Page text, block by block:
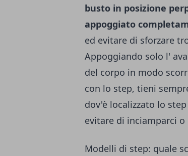
busto in posizione
appoggiato
ed evitare di sforzare
Appoggiando solo l'
del corpo in modo
con lo step, tieni
dov'è localizzato lo
evitare di inciamparci o
Modelli di step: quale